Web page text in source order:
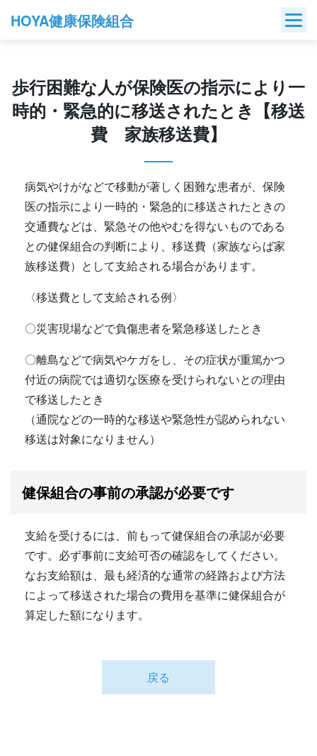
HOYA健康保険組合
歩行困難な人が保険医の指示により一
時的・緊急的に移送されたとき【移送
費 家族移送費】
病気やけがなどで移動が著しく困難な患者が、保険
医の指示により一時的・緊急的に移送されたときの
交通費などは、緊急その他やむを得ないものである
との健保組合の判断により、移送費（家族ならば家
族移送費）として支給される場合があります。
〈移送費として支給される例〉
〇災害現場などで負傷患者を緊急移送したとき
〇離島などで病気やケガをし、その症状が重篤かつ
付近の病院では適切な医療を受けられないとの理由
で移送したとき
（通院などの一時的な移送や緊急性が認められない
移送は対象になりません）
健保組合の事前の承認が必要です
支給を受けるには、前もって健保組合の承認が必要
です。必ず事前に支給可否の確認をしてください。
なお支給額は、最も経済的な通常の経路および方法
によって移送された場合の費用を基準に健保組合が
算定した額になります。
戻る